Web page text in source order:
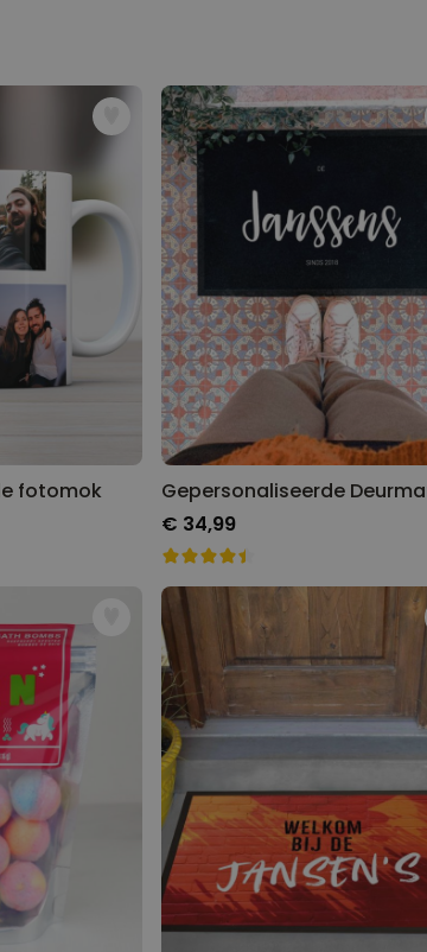
dan
keer
dan
keer
gekocht
fotomok
€ 34,99